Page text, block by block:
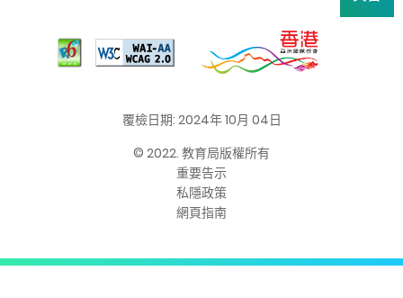
覆檢日期: 2024年 10月 04日
© 2022. 教育局版權所有
重要告示
私隱政策
網頁指南